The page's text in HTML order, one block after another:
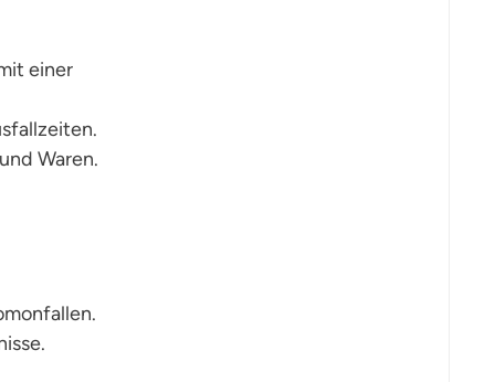
einer
Waren.